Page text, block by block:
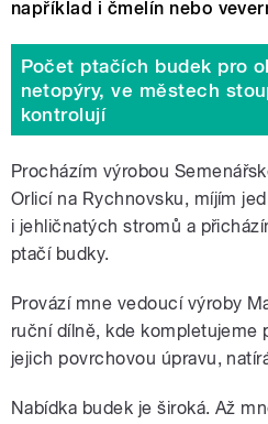
například i čmelín nebo
Počet ptačích budek pro
netopýry, ve městech
kontrolují
Procházím výrobou
Orlicí na Rychnovsku, míjím
i jehličnatých stromů a
ptačí budky.
Provází mne vedoucí výroby
ruční dílně, kde kompletujeme
jejich povrchovou úpravu,
Nabídka budek je široká. Až